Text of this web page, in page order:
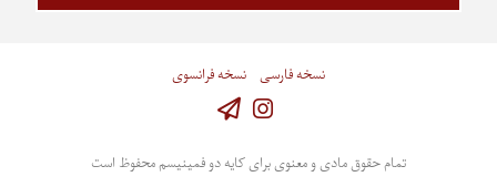
نسخه فارسی نسخه فرانسوی
تمام حقوق مادی و معنوی برای کایه دو فمینیسم محفوظ است